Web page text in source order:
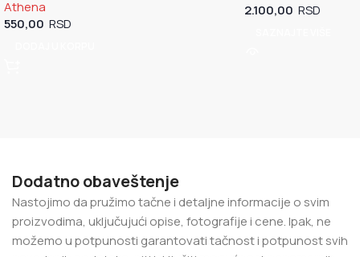
Athena
550,00
2.100,00
Dodatno obaveštenje
Nastojimo da pružimo tačne i detaljne informacije o svim
proizvodima, uključujući opise, fotografije i cene. Ipak, ne
možemo u potpunosti garantovati tačnost i potpunost svih